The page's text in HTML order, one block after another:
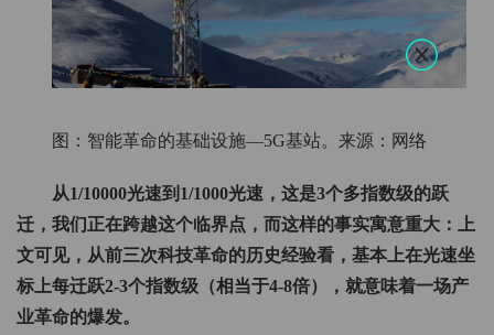
图：智能革命的基础设施—5G基站。来源：网络
从1/10000光速到1/1000光速，这是3个多指数级的跃
迁，我们正在跨越这个临界点，而这样的事实寓意重大：上
文可见，从前三次科技革命的历史经验看，基本上在光速坐
标上每迁跃2-3个指数级（相当于4-8倍），就意味着一场产
业革命的爆发。